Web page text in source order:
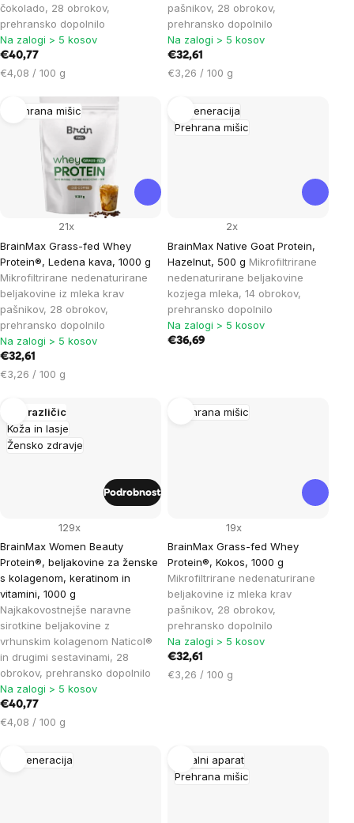
čokolado, 28 obrokov,
prehransko dopolnilo
Na zalogi > 5 kosov
€40,77
Cena
enoto:
€4,08 / 100 g
pašnikov, 28 obrokov,
prehransko dopolnilo
Na zalogi > 5 kosov
€32,61
Cena
enoto:
€3,26 / 100 g
Prehrana mišic
BrainMax Grass-fed Whey
Protein®, Ledena kava, 1000 g
Mikrofiltrirane nedenaturirane
beljakovine iz mleka krav
pašnikov, 28 obrokov,
prehransko dopolnilo
21x
Na zalogi > 5 kosov
€32,61
Cena
€3,26 / 100 g
Regeneracija
Prehrana mišic
BrainMax Native Goat Protein,
Hazelnut, 500 g Mikrofiltrirane
nedenaturirane beljakovine
kozjega mleka, 14 obrokov,
prehransko dopolnilo
2x
Na zalogi > 5 kosov
€36,69
Koža in lasje
Žensko zdravje
Več različic
BrainMax Women Beauty
Protein®, beljakovine za ženske
s kolagenom, keratinom in
vitamini, 1000 g
Najkakovostnejše naravne
sirotkine beljakovine z
vrhunskim kolagenom Naticol®
in drugimi sestavinami, 28
obrokov, prehransko dopolnilo
129x
Na zalogi > 5 kosov
€40,77
Cena
enoto:
€4,08 / 100 g
Podrobnost
Prehrana mišic
BrainMax Grass-fed Whey
Protein®, Kokos, 1000 g
Mikrofiltrirane nedenaturirane
beljakovine iz mleka krav
pašnikov, 28 obrokov,
prehransko dopolnilo
19x
Na zalogi > 5 kosov
€32,61
Cena
€3,26 / 100 g
Regeneracija
Gibalni aparat
Prehrana mišic